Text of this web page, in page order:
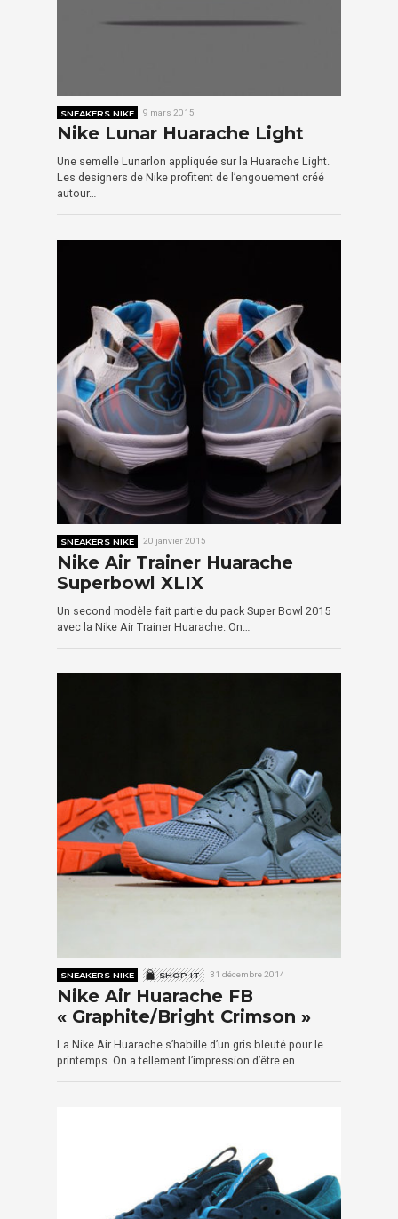
SNEAKERS NIKE 9 mars 2015
Nike Lunar Huarache Light
Une semelle Lunarlon appliquée sur la Huarache Light.
Les designers de Nike profitent de l’engouement créé
autour…
SNEAKERS NIKE 20 janvier 2015
Nike Air Trainer Huarache
Superbowl XLIX
Un second modèle fait partie du pack Super Bowl 2015
avec la Nike Air Trainer Huarache. On…
SNEAKERS NIKE SHOP IT 31 décembre 2014
Nike Air Huarache FB
« Graphite/Bright Crimson »
La Nike Air Huarache s’habille d’un gris bleuté pour le
printemps. On a tellement l’impression d’être en…